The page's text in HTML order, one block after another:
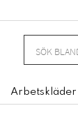
Arbetskläder